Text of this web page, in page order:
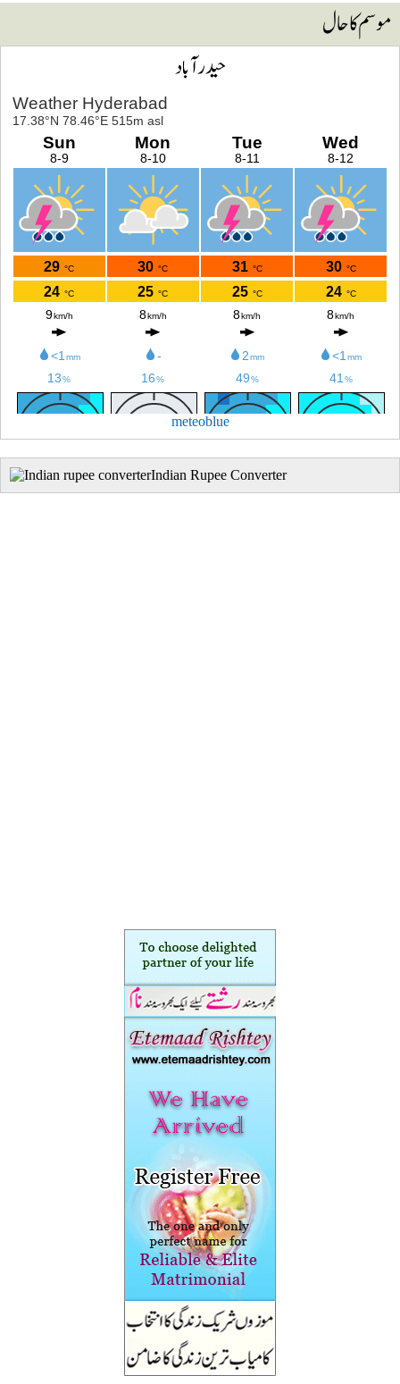
کا حال
حیدرآباد
meteoblue
Indian Rupee Converter